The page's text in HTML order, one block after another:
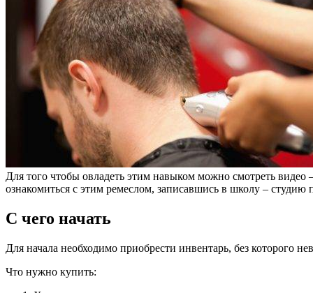
Для того чтобы овладеть этим навыком можно смотреть видео
ознакомиться с этим ремеслом, записавшись в школу – студию
С чего начать
Для начала необходимо приобрести инвентарь, без которого
Что нужно купить: